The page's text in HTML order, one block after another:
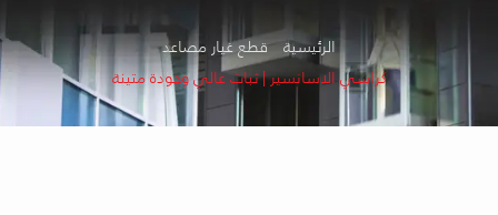
الرئيسية قطع غيار مصاعد
كراسي الاسانسير | ثبات عالي وجودة متينة